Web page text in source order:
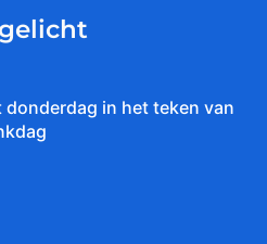
donderdag in het teken van